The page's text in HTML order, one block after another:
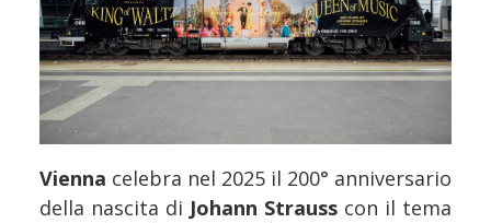
Vienna celebra nel 2025 il 200° anniversario
della nascita di Johann Strauss con il tema